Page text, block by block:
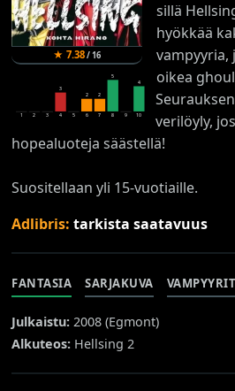
★7.38/16
1 2 3
3
4 5
2
6
2
7
5
8 9
4
10
sillä
hyökkää
vampyyria,
oikea
verilöyly,
hopealuoteja säästellä!
Suositellaan yli 15-vuotiaille.
Adlibris:tarkista saatavuus
FANTASIA SARJAKUVA VAMPYYRIT
Julkaistu: 2008 (Egmont)
Alkuteos: Hellsing 2